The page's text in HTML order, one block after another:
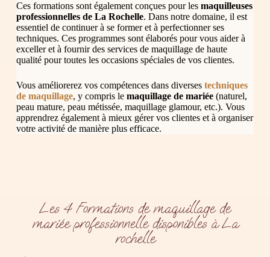
Ces formations sont également conçues pour les maquilleuses
professionnelles de La Rochelle. Dans notre domaine, il est
essentiel de continuer à se former et à perfectionner ses
techniques. Ces programmes sont élaborés pour vous aider à
exceller et à fournir des services de maquillage de haute
qualité pour toutes les occasions spéciales de vos clientes.
Vous améliorerez vos compétences dans diversestechniques
de maquillage, y compris le maquillage de mariée(naturel,
peau mature, peau métissée, maquillage glamour, etc.). Vous
apprendrez également à mieux gérer vos clientes et à organiser
votre activité de manière plus efficace.
Les 4 Formations de maquillage de
mariée professionnelle disponibles à La
rochelle